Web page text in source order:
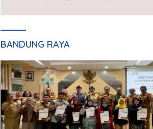
BANDUNG RAYA